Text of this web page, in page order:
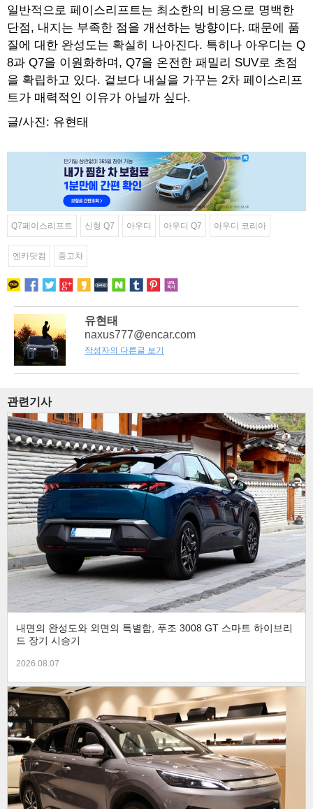
일반적으로 페이스리프트는 최소한의 비용으로 명백한
단점, 내지는 부족한 점을 개선하는 방향이다. 때문에 품
질에 대한 완성도는 확실히 나아진다. 특히나 아우디는 Q
8과 Q7을 이원화하며, Q7을 온전한 패밀리 SUV로 초점
을 확립하고 있다. 겉보다 내실을 가꾸는 2차 페이스리프
트가 매력적인 이유가 아닐까 싶다.
글/사진: 유현태
Q7페이스리프트 신형 Q7 아우디 아우디 Q7 아우디 코리아
엔카닷컴 중고차
유현태
naxus777@encar.com
작성자의 다른글 보기
관련기사
내면의 완성도와 외면의 특별함, 푸조 3008 GT 스마트 하이브리
드 장기 시승기
2026.08.07